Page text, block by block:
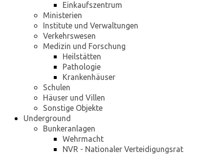
Einkaufszentrum
Ministerien
Institute und Verwaltungen
Verkehrswesen
Medizin und Forschung
Heilstätten
Pathologie
Krankenhäuser
Schulen
Häuser und Villen
Sonstige Objekte
Underground
Bunkeranlagen
Wehrmacht
NVR - Nationaler Verteidigungsrat